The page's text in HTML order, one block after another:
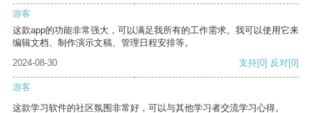
游客
这款app的功能非常强大，可以满足我所有的工作需求。我可以使用它来
编辑文档、制作演示文稿、管理日程安排等。
2024-08-30
支持[0] 反对[0]
游客
这款学习软件的社区氛围非常好，可以与其他学习者交流学习心得。